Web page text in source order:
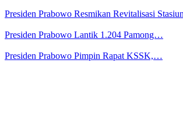
Presiden Prabowo Resmikan Revitalisasi
Presiden Prabowo Lantik 1.204 Pamong…
Presiden Prabowo Pimpin Rapat KSSK,…